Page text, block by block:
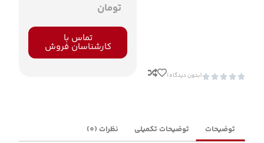




(بدون دیدگاه)
تومان
تماس با
کارشناسان فروش
توضیحات توضیحات تکمیلی نظرات (0)